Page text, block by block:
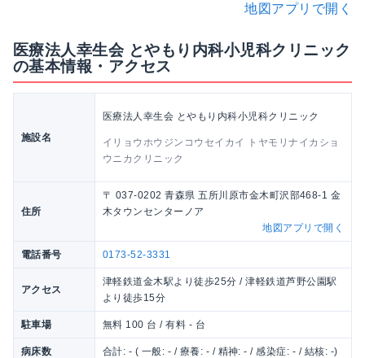
地図アプリで開く
医療法人幸生会 とやもり内科小児科クリニック
の基本情報・アクセス
施設名
医療法人幸生会 とやもり内科小児科クリニック
イリョウホウジンコウセイカイ トヤモリナイカショ
ウニカクリニック
住所
〒 037-0202 青森県 五所川原市金木町沢部468-1 金
木タウンセンターノア
地図アプリで開く
電話番号 0173-52-3331
アクセス
津軽鉄道金木駅より徒歩25分 / 津軽鉄道芦野公園駅
より徒歩15分
駐車場 無料 100 台 / 有料 - 台
病床数 合計: - ( 一般: - / 療養: - / 精神: - / 感染症: - / 結核: -)